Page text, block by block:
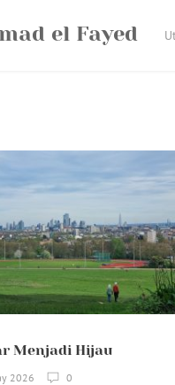
el Fayed
Menjadi Hijau
2026 0